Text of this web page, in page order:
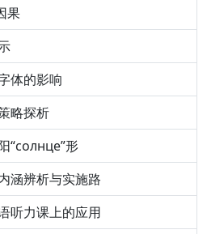
果
体的影响
略探析
“солнце”形
涵辨析与实施路
听力课上的应用